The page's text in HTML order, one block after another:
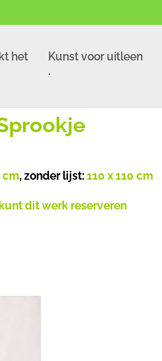
het
Kunst voor uitleen
.
cm, zonder lijst:110 x 110 cm
dit werk reserveren